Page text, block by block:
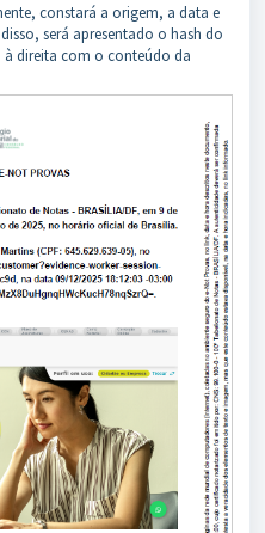
constará a origem, a data e
será apresentado o hash do
direita com o conteúdo da